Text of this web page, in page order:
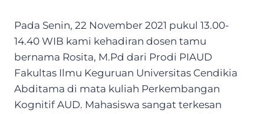
Pada Senin, 22 November 2021 pukul 13.00-
14.40 WIB kami kehadiran dosen tamu
bernama Rosita, M.Pd dari Prodi PIAUD
Fakultas Ilmu Keguruan Universitas Cendikia
Abditama di mata kuliah Perkembangan
Kognitif AUD. Mahasiswa sangat terkesan